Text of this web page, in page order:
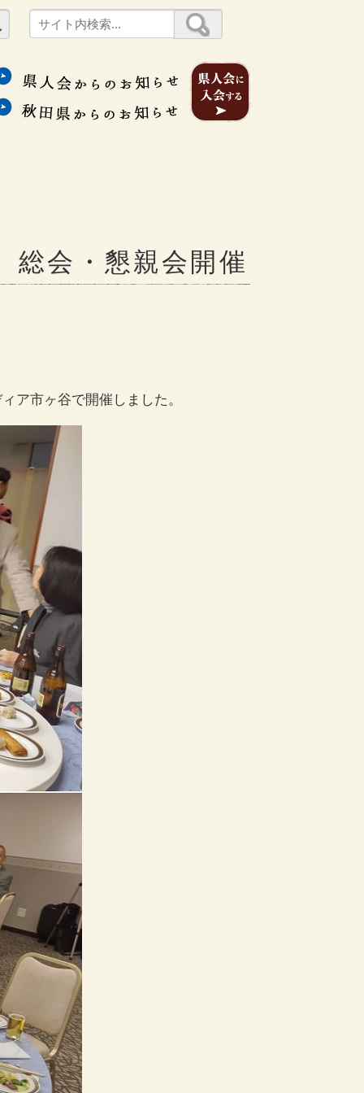
総会・懇親会開催
ア市ヶ谷で開催しました。